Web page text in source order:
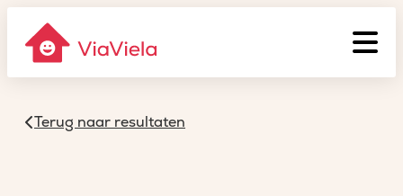
Terug naar resultaten